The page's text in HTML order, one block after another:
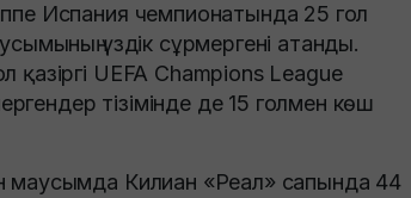
Испания чемпионатында 25 гол
үздік сұрмергені атанды.
қазіргі UEFA Champions League
тізімінде де 15 голмен көш
маусымда Килиан «Реал» сапында 44